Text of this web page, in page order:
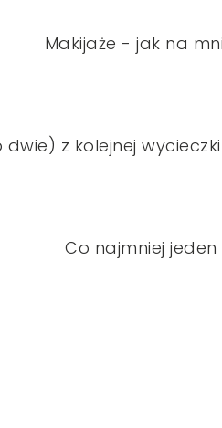
Makijaże - jak na
dwie) z kolejnej
Co najmniej